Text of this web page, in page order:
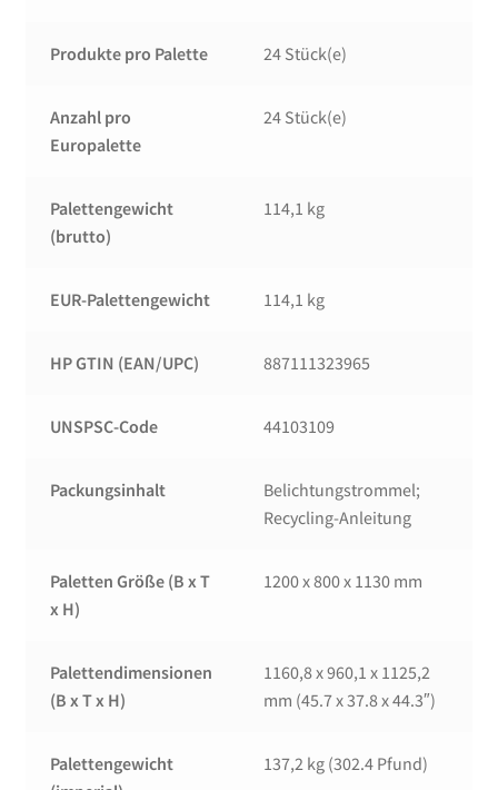
Produkte pro Palette 24 Stück(e)
Anzahl pro
Europalette
24 Stück(e)
Palettengewicht
(brutto)
114,1 kg
EUR-Palettengewicht 114,1 kg
HP GTIN (EAN/UPC) 887111323965
UNSPSC-Code 44103109
Packungsinhalt
Belichtungstrommel;
Recycling-Anleitung
Paletten Größe (B x T
x H)
1200 x 800 x 1130 mm
Palettendimensionen
(B x T x H)
1160,8 x 960,1 x 1125,2
mm (45.7 x 37.8 x 44.3″)
Palettengewicht
137,2 kg (302.4 Pfund)